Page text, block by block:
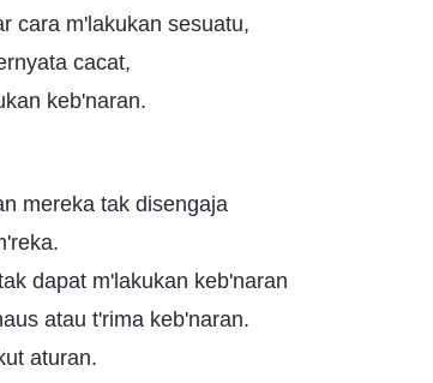
cara m'lakukan sesuatu,
cacat,
keb'naran.
mereka tak disengaja
dapat m'lakukan keb'naran
atau t'rima keb'naran.
aturan.